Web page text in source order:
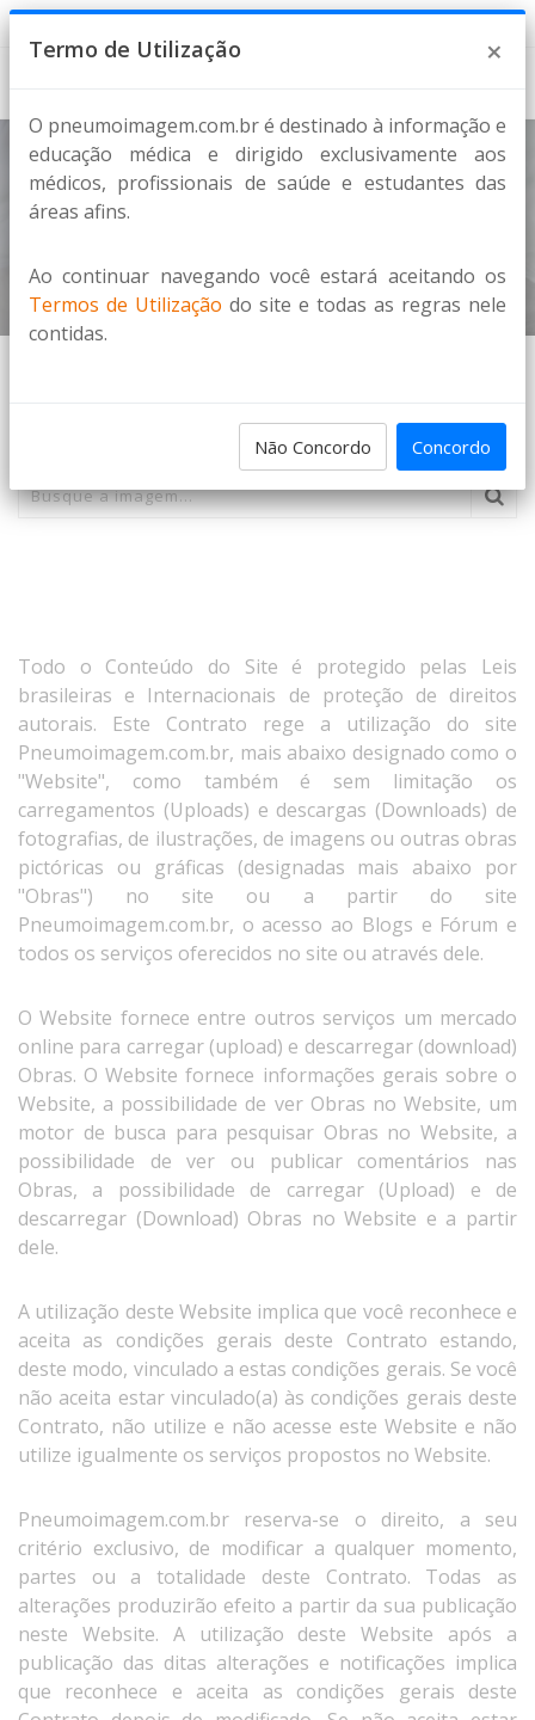
Termo de Utilização
Todo o Conteúdo do Site é protegido pelas Leis
brasileiras e Internacionais de proteção de direitos
autorais. Este Contrato rege a utilização do site
Pneumoimagem.com.br, mais abaixo designado como o
"Website", como também é sem limitação os
carregamentos (Uploads) e descargas (Downloads) de
fotografias, de ilustrações, de imagens ou outras obras
pictóricas ou gráficas (designadas mais abaixo por
"Obras") no site ou a partir do site
Pneumoimagem.com.br, o acesso ao Blogs e Fórum e
todos os serviços oferecidos no site ou através dele.
O Website fornece entre outros serviços um mercado
online para carregar (upload) e descarregar (download)
Obras. O Website fornece informações gerais sobre o
Website, a possibilidade de ver Obras no Website, um
motor de busca para pesquisar Obras no Website, a
possibilidade de ver ou publicar comentários nas
Obras, a possibilidade de carregar (Upload) e de
descarregar (Download) Obras no Website e a partir
dele.
A utilização deste Website implica que você reconhece e
aceita as condições gerais deste Contrato estando,
deste modo, vinculado a estas condições gerais. Se você
não aceita estar vinculado(a) às condições gerais deste
Contrato, não utilize e não acesse este Website e não
utilize igualmente os serviços propostos no Website.
Pneumoimagem.com.br reserva-se o direito, a seu
critério exclusivo, de modificar a qualquer momento,
partes ou a totalidade deste Contrato. Todas as
alterações produzirão efeito a partir da sua publicação
neste Website. A utilização deste Website após a
publicação das ditas alterações e notificações implica
que reconhece e aceita as condições gerais deste
×
Termo de Utilização
O pneumoimagem.com.br é destinado à informação e
educação médica e dirigido exclusivamente aos
médicos, profissionais de saúde e estudantes das
áreas afins.
Ao continuar navegando você estará aceitando os
Termos de Utilização do site e todas as regras nele
contidas.
Não Concordo Concordo